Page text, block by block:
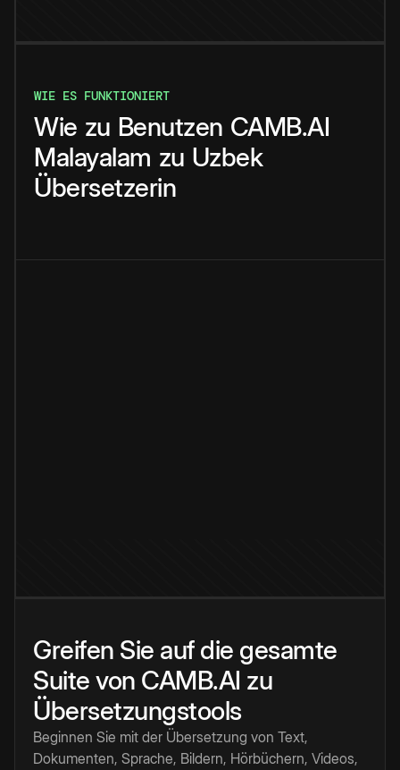
WIE ES FUNKTIONIERT
Wie zu Benutzen CAMB.AI
Malayalam zu Uzbek
Übersetzerin
Greifen Sie auf die gesamte
Suite von CAMB.AI zu
Übersetzungstools
Beginnen Sie mit der Übersetzung von Text,
Dokumenten, Sprache, Bildern, Hörbüchern, Videos,